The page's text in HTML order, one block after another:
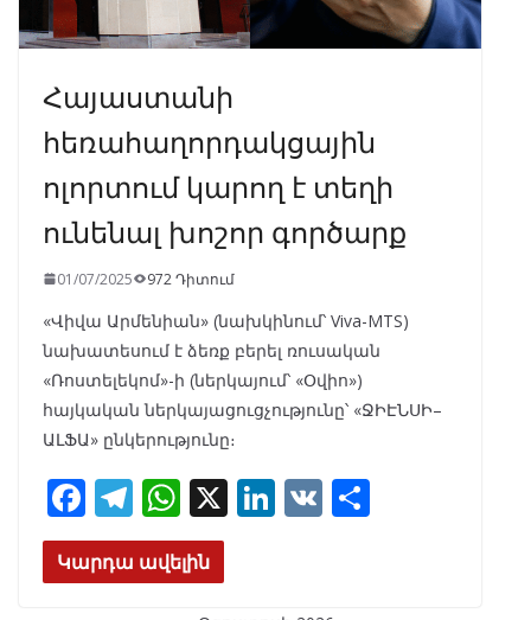
Հայաստանի
հեռահաղորդակցային
ոլորտում կարող է տեղի
ունենալ խոշոր գործարք
01/07/2025 972 Դիտում
«Վիվա Արմենիան» (նախկինում՝ Viva-MTS)
նախատեսում է ձեռք բերել ռուսական
«Ռոստելեկոմ»-ի (ներկայում՝ «Օվիո»)
հայկական ներկայացուցչությունը՝ «ՋԻԷՆՍԻ–
ԱԼՖԱ» ընկերությունը։
F
ac
e
T
el
e
W
h
at
X Li V
Կարդա ավելին